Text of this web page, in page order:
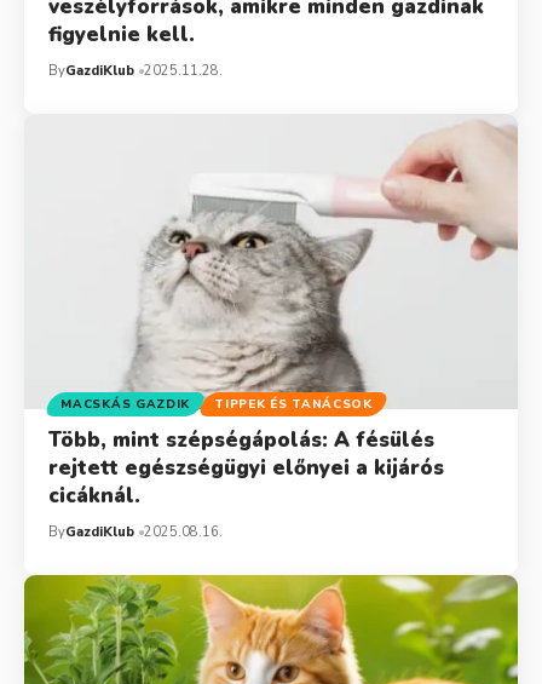
veszélyforrások, amikre minden gazdinak
figyelnie kell.
ByGazdiKlub 2025.11.28.
MACSKÁS GAZDIK TIPPEK ÉS TANÁCSOK
Több, mint szépségápolás: A fésülés
rejtett egészségügyi előnyei a kijárós
cicáknál.
ByGazdiKlub 2025.08.16.